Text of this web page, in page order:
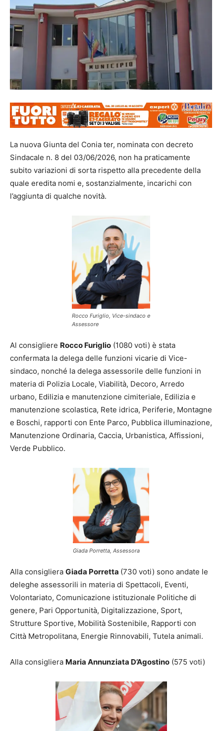
La nuova Giunta del Conia ter, nominata con decreto
Sindacale n. 8 del 03/06/2026, non ha praticamente
subito variazioni di sorta rispetto alla precedente della
quale eredita nomi e, sostanzialmente, incarichi con
l’aggiunta di qualche novità.
Rocco Furiglio, Vice-sindaco e
Assessore
Al consigliere Rocco Furiglio (1080 voti) è stata
confermata la delega delle funzioni vicarie di Vice-
sindaco, nonché la delega assessorile delle funzioni in
materia di Polizia Locale, Viabilità, Decoro, Arredo
urbano, Edilizia e manutenzione cimiteriale, Edilizia e
manutenzione scolastica, Rete idrica, Periferie, Montagne
e Boschi, rapporti con Ente Parco, Pubblica illuminazione,
Manutenzione Ordinaria, Caccia, Urbanistica, Affissioni,
Verde Pubblico.
Giada Porretta, Assessora
Alla consigliera Giada Porretta (730 voti) sono andate le
deleghe assessorili in materia di Spettacoli, Eventi,
Volontariato, Comunicazione istituzionale Politiche di
genere, Pari Opportunità, Digitalizzazione, Sport,
Strutture Sportive, Mobilità Sostenibile, Rapporti con
Città Metropolitana, Energie Rinnovabili, Tutela animali.
Alla consigliera Maria Annunziata D’Agostino (575 voti)